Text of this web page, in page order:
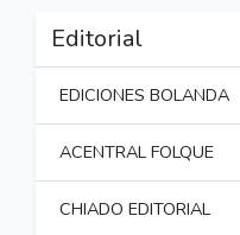
Editorial
EDICIONES BOLANDA
ACENTRAL FOLQUE
CHIADO EDITORIAL